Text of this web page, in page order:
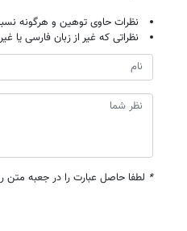
نظرات حاوی توهین و هرگونه
نظراتی که غیر از زبان فارسی یا
* لطفا حاصل عبارت را در جعبه متن